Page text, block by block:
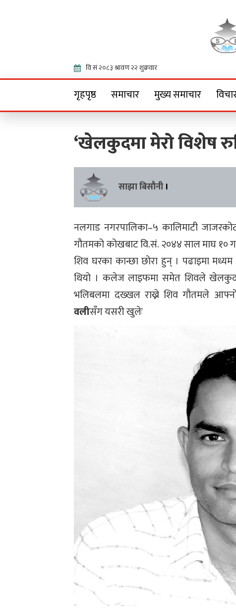
गृहपृष्ठ समाचार मुख्य समाचार
‘खेलकुदमा मेरो विशेष
साझा बिसौनी ।
नलगाड नगरपालिका–५ कालिमाटी
गौतमको कोखबाट वि.सं. २०४४ साल माघ
शिव घरका कान्छा छोरा हुन् । पढाइमा
थियो । कलेज लाइफमा समेत शिवले खेलकुद
भलिबलमा दख्खल राख्ने शिव गौतमले
वलीसँग यसरी खुलेः